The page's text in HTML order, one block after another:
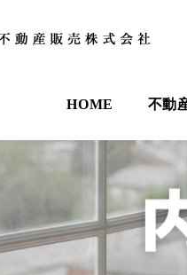
HOME 不動